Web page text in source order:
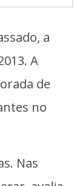
a
A
de
no
Nas